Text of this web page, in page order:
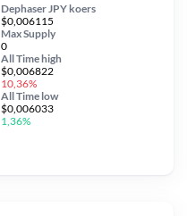
Dephaser JPY koers
$0,006115
Max Supply
0
All Timehigh
$0,006822
10,36%
All Time low
$0,006033
1,36%